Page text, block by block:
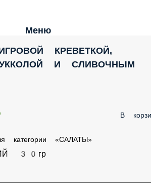
Меню
КРЕВЕТКОЙ, АВОКАДО,
СЫРОМ